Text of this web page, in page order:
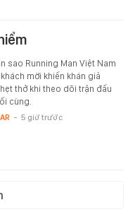
sao Running Man Việt Nam
mời khiến khán giả
thở khi theo dõi trận đấu
cùng.
- 5 giờ trước